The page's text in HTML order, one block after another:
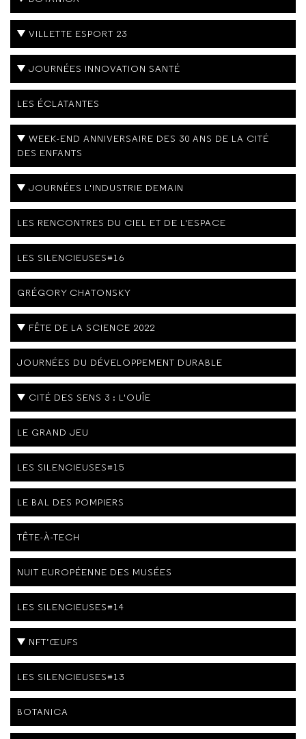
VILLETTE ESPORT 23
JOURNÉES INNOVATION SANTÉ
LES ÉCLATANTES
WEEK-END ANNIVERSAIRE DES 30 ANS DE LA CITÉ
DES ENFANTS
JOURNÉES L'INDUSTRIE DEMAIN
LES RENCONTRES DU CIEL ET DE L'ESPACE
LES SILENCIEUSES#16
GRÉGORY CHATONSKY
FÊTE DE LA SCIENCE 2022
JOURNÉES DU DÉVELOPPEMENT DURABLE
CITÉ DES SENS 3 : L'OUÎE
LE GRAND JEU
LES SILENCIEUSES#15
LE BAL DES POMPIERS
TÊTE-À-TECH
NUIT EUROPÉENNE DES MUSÉES
LES SILENCIEUSES#14
NFT’ŒUFS
LES SILENCIEUSES#13
BOTANICA